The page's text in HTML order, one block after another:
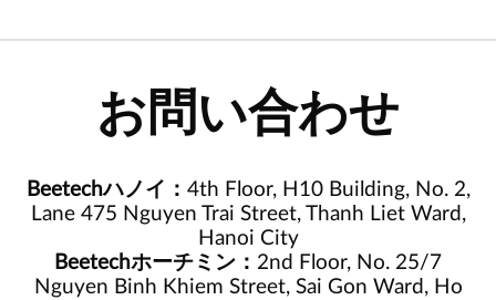
お問い合わせ
Beetechハノイ： 4th Floor, H10 Building, No. 2,
Lane 475 Nguyen Trai Street, Thanh Liet Ward,
Hanoi City
Beetechホーチミン： 2nd Floor, No. 25/7
Nguyen Binh Khiem Street, Sai Gon Ward, Ho